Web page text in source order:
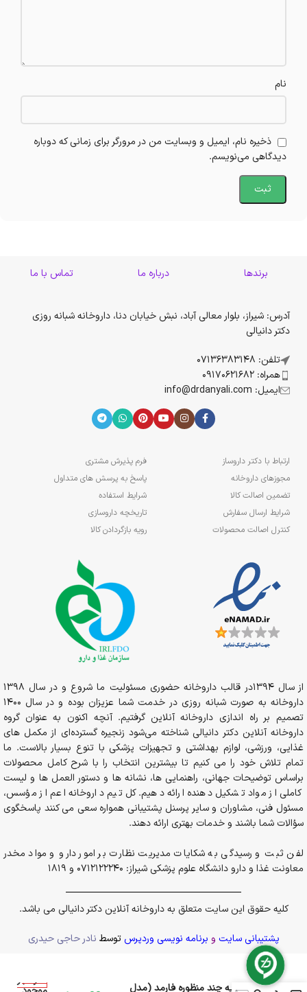
نام
ذخیره نام، ایمیل و وبسایت من در مرورگر برای زمانی که دوباره
دیدگاهی می‌نویسم.
برندها درباره ما تماس با ما
آدرس: شیراز، بلوار معالی آباد، نبش خیابان دنا، داروخانه شبانه روزی
دکتر دانیالی
تلفن: 07136383148
همراه: 09170621682
ایمیل: info@drdanyali.com
ارتباط با دکتر داروساز
مجوزهای داروخانه
تضمین اصالت کالا
شرایط ارسال سفارش
کنترل اصالت محصولات
فرم پذیرش مشتری
پاسخ به پرسش های متداول
شرایط استفاده
تاریخچه داروسازی
رویه بازگردادن کالا
از سال 1394در قالب داروخانه حضوری مسئولیت ما شروع و در سال 1398
داروخانه به صورت شبانه روزی در خدمت شما عزیزان بوده و در سال 1400
تصمیم بر راه اندازی داروخانه آنلاین گرفتیم. آنچه اکنون به عنوان گروه
داروخانه آنلاین دکتر دانیالی شناخته می‌شود زنجیره گسترده‌ای از مکمل های
غذایی، ورزشی، لوازم بهداشتی و تجهیزات پزشکی با تنوع بسیار بالاست. ما
تمام تلاش خود را می کنیم تا بیشترین انتخاب را با شرح کامل محصولات
براساس توضیحات جهانی، راهنمایی ها، نشانه ها و دستور العمل ها و لیست
کاملی از مواد تشکیل دهنده ارائه دهیم. کل تیم داروخانه اعم از مؤسس،
مسئول فنی، مشاوران و سایر پرسنل پشتیبانی همواره سعی می کنند پاسخگوی
سؤالات شما باشند و خدمات بهتری ارائه دهند.
لفن ثبت و رسیدگی به شکایات مدیریت نظارت بر امور دارو و مواد مخدر
معاونت غذا و دارو دانشگاه علوم پزشکی شیراز: 0712122240 و 1819
کلیه حقوق این سایت متعلق به داروخانه آنلاین دکتر دانیالی می باشد.
پشتیبانی سایت و برنامه نویسی وردپرس توسط نادر حاجی حیدری
دهانشویه چند منظوره فارمد (مدل
در انبار